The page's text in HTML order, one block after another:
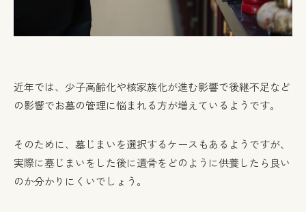
近年では、少子高齢化や核家族化が進む影響で後継不足など
の影響でお墓の管理に悩まれる方が増えているようです。
そのために、墓じまいを選択するケースもあるようですが、
実際に墓じまいをした後に遺骨をどのように供養したら良い
のか分かりにくいでしょう。